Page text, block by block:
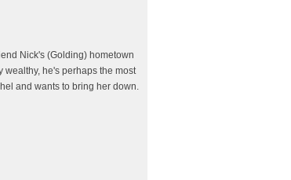
Nick's (Golding) hometown
wealthy, he's perhaps the most
and wants to bring her down.